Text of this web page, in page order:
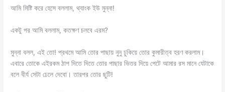
আমি মিষ্টি করে হেসে বললাম, থ্যাংক ইউ মুন্না!
একটু পর আমি বললাম, কতক্ষণ চলবে এরম?
মুন্না বলল, এই তো! প্রথমে আমি তোর পাছায় নুনু ঢুকিয়ে তোর কুমারীত্ব হরণ করলাম।
এবারে তোকে এইরকম ঠাপ দিতে দিতে তোর পাছার ভিতর দিয়ে পেটে আমার রস মানে যেটাকে
বলে বীর্য সেটা ঢেলে দেবো। তারপর তোর ছুটি!